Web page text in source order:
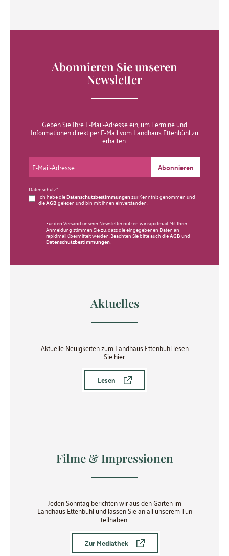
Abonnieren Sie unseren
Newsletter
Geben Sie Ihre E-Mail-Adresse ein, um Termine und
Informationen direkt per E-Mail vom Landhaus Ettenbühl zu
erhalten.
Abonnieren
Datenschutz*
Ich habe dieDatenschutzbestimmungenzur Kenntnis genommen und
dieAGBgelesen und bin mit ihnen einverstanden.
Für den Versand unserer Newsletter nutzen wir rapidmail. Mit Ihrer
Anmeldung stimmen Sie zu, dass die eingegebenen Daten an
rapidmail übermittelt werden. Beachten Sie bitte auch dieAGBund
Datenschutzbestimmungen.
Aktuelles
Aktuelle Neuigkeiten zum Landhaus Ettenbühl lesen
Sie hier.
Lesen
Filme & Impressionen
Jeden Sonntag berichten wir aus den Gärten im
Landhaus Ettenbühl und lassen Sie an all unserem Tun
teilhaben.
Zur Mediathek